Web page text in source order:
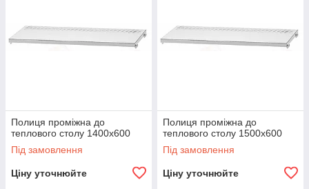
Полиця проміжна до
теплового столу 1400х600
Під замовлення
Ціну уточнюйте
Полиця проміжна до
теплового столу 1500х600
Під замовлення
Ціну уточнюйте